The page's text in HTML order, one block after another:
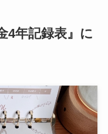
4年記録表』に